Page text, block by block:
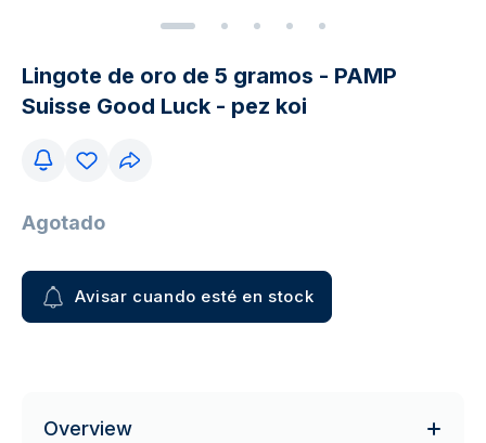
Lingote de oro de 5 gramos - PAMP
Suisse Good Luck - pez koi
Agotado
Avisar cuando esté en stock
Overview